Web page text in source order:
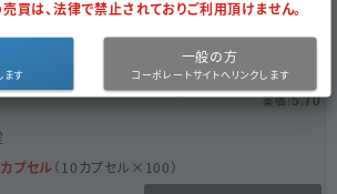
エステルカプセル２００ｍｇ「Ｙ
5.70
プセル （10カプセル×100）
買は、法律で禁止されておりご利用頂けません。
一般の方